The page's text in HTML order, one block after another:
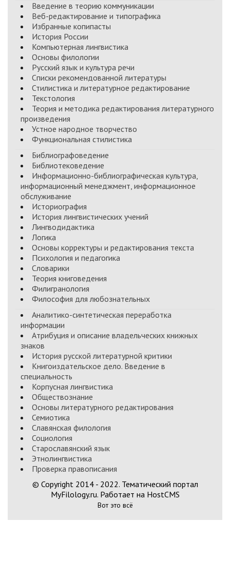
Введение в теорию коммуникации
Веб-редактирование и типографика
Избранные копипасты
История России
Компьютерная лингвистика
Основы филологии
Русский язык и культура речи
Списки рекомендованной литературы
Стилистика и литературное редактирование
Текстология
Теория и методика редактирования литературного
произведения
Устное народное творчество
Функциональная стилистика
Библиографоведение
Библиотековедение
Информационно-библиографическая культура,
информационный менеджмент, информационное
обслуживание
Историография
История лингвистических учений
Лингводидактика
Логика
Основы корректуры и редактирования текста
Психология и педагогика
Словарики
Теория книговедения
Филигранология
Философия для любознательных
Аналитико-синтетическая переработка
информации
Атрибуция и описание владельческих книжных
знаков
История русской литературной критики
Книгоиздательское дело. Введение в
специальность
Корпусная лингвистика
Обществознание
Основы литературного редактирования
Семиотика
Славянская филология
Социология
Старославянский язык
Этнолингвистика
Проверка правописания
© Copyright 2014 - 2022. Тематический портал
MyFilology.ru. Работает на HostCMS
Вот это всё